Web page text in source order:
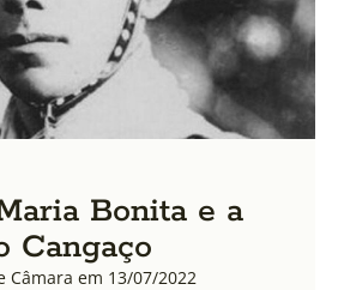
Bonita e a
Cangaço
Câmara em 13/07/2022